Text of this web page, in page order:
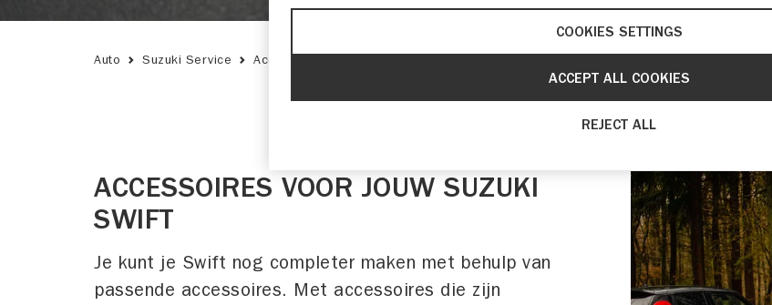
Auto Suzuki Service Accessoires
ACCESSOIRES VOOR JOUW SUZUKI
SWIFT
Je kunt je Swift nog completer maken met behulp van
passende accessoires. Met accessoires die zijn
COOKIES SETTINGS
REJECT ALL
ACCEPT ALL COOKIES